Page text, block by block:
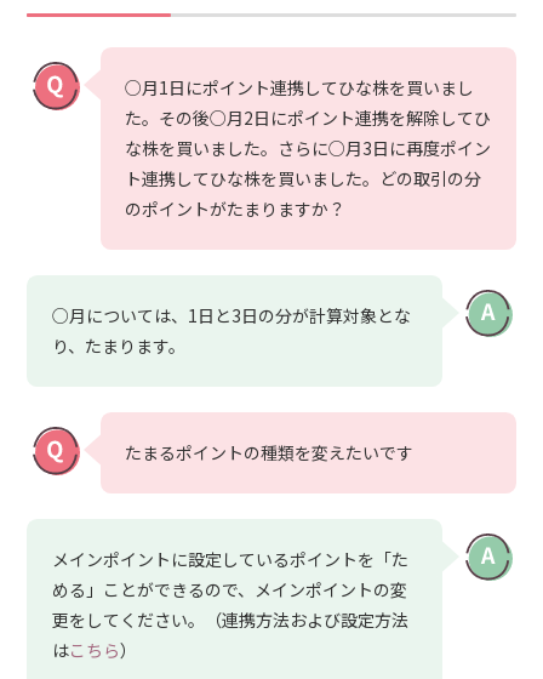
○月1日にポイント連携してひな株を買いまし
た。その後○月2日にポイント連携を解除してひ
な株を買いました。さらに○月3日に再度ポイン
ト連携してひな株を買いました。どの取引の分
のポイントがたまりますか？
○月については、1日と3日の分が計算対象とな
り、たまります。
たまるポイントの種類を変えたいです
メインポイントに設定しているポイントを「た
める」ことができるので、メインポイントの変
更をしてください。（連携方法および設定方法
はこちら）